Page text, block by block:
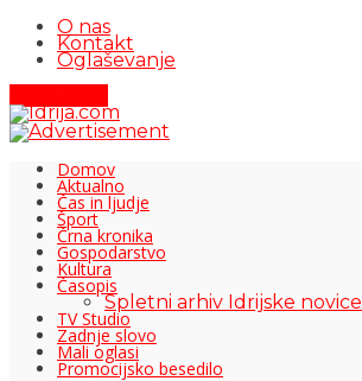
O nas
Kontakt
Oglaševanje
Domov
Aktualno
Čas in ljudje
Šport
Črna kronika
Gospodarstvo
Kultura
Časopis
Spletni arhiv Idrijske novice
TV Studio
Zadnje slovo
Mali oglasi
Promocijsko besedilo